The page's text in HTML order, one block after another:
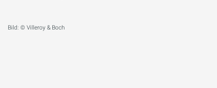
Bild: © Villeroy & Boch